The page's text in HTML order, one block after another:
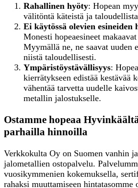
Rahallinen hyöty: Hopean
välitöntä käteistä ja
Ei käytössä olevien esineiden
Monesti hopeaesineet
Myymällä ne, ne saavat uuden
niistä taloudellisesti.
Ympäristöystävällisyys:
kierrätykseen edistää kestävää
vähentää tarvetta uudelle
metallin jalostukselle.
Ostamme hopeaa
parhailla hinnoilla
Verkkokulta Oy on Suomen vanhin
jalometallien ostopalvelu.
vuosikymmenien kokemuksella,
rahaksi muuttamiseen hintatasomme